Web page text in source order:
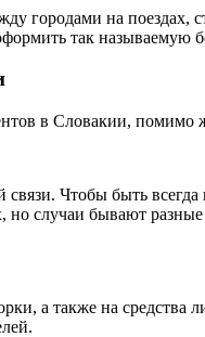
городами на
так называемую
в Словакии, помимо
Чтобы быть
но случаи бывают
а также на средства